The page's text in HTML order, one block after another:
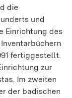
die
und
Einrichtung des
fertiggestellt.
zur
Im zweiten
der badischen